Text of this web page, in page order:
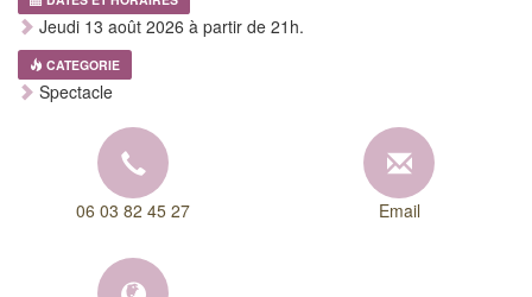
Jeudi 13 août 2026 à partir de 21h.
CATEGORIE
Spectacle
06 03 82 45 27 Email